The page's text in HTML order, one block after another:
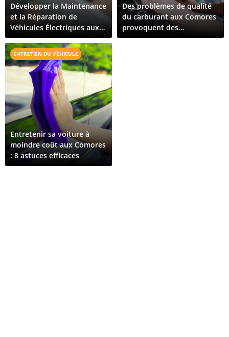
Développer la Maintenance
et la Réparation de
Véhicules Électriques aux
Comores : Ce Qu'il Faut
Pour Croître
Des problèmes de qualité
du carburant aux Comores
provoquent des
dysfonctionnements de
ENTRETIEN DU VÉHICULE
Entretenir sa voiture à
moindre coût aux Comores
: 8 astuces efficaces